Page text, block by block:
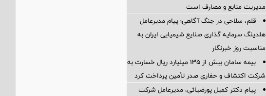
مدیریت منابع و مصارف است
قلم، سلاحی در جنگ آگاهی؛ پیام مدیرعامل
هلدینگ سرمایه گذاری صنایع شیمیایی ایران به
مناسبت روز خبرنگار
بیمه سامان بیش از ۱۳۵ میلیارد ریال خسارت به
شرکت اکتشاف و حفاری صدر تأمین پرداخت کرد
پیام دکتر کمیل پورضیائی، مدیرعامل شرکت